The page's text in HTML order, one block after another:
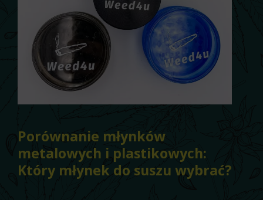
Porównanie młynków
metalowych i plastikowych:
Który młynek do suszu wybrać?